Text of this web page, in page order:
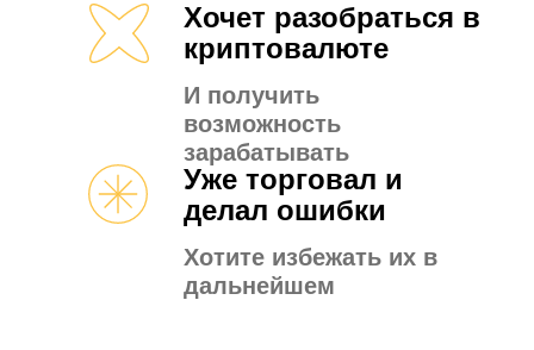
Хочет разобраться в
криптовалюте
И получить
возможность
зарабатывать
Хотите избежать их в
дальнейшем
Уже торговал и
делал ошибки